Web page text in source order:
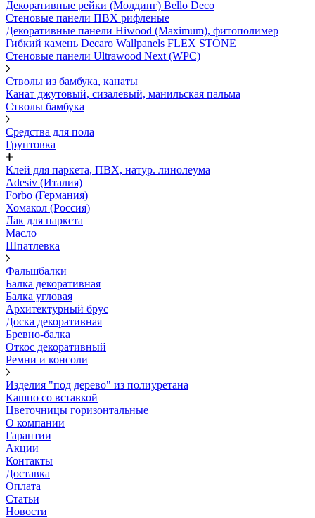
Декоративные рейки (Молдинг) Bello Deco
Стеновые панели ПВХ рифленые
Декоративные панели Hiwood (Maximum), фитополимер
Гибкий камень Decaro Wallpanels FLEX STONE
Стеновые панели Ultrawood Next (WPC)
Стволы из бамбука, канаты
Канат джутовый, сизалевый, манильская пальма
Стволы бамбука
Средства для пола
Грунтовка
Клей для паркета, ПВХ, натур. линолеума
Adesiv (Италия)
Forbo (Германия)
Хомакол (Россия)
Лак для паркета
Масло
Шпатлевка
Фальшбалки
Балка декоративная
Балка угловая
Архитектурный брус
Доска декоративная
Бревно-балка
Откос декоративный
Ремни и консоли
Изделия "под дерево" из полиуретана
Кашпо со вставкой
Цветочницы горизонтальные
О компании
Гарантии
Акции
Контакты
Доставка
Оплата
Статьи
Новости